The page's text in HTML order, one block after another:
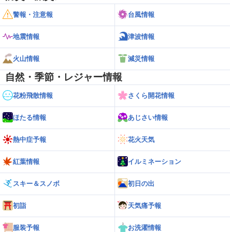
警報・注意報 台風情報
地震情報 津波情報
火山情報 減災情報
自然・季節・レジャー情報
花粉飛散情報 さくら開花情報
ほたる情報 あじさい情報
熱中症予報 花火天気
紅葉情報 イルミネーション
スキー＆スノボ 初日の出
初詣 天気痛予報
服装予報 お洗濯情報